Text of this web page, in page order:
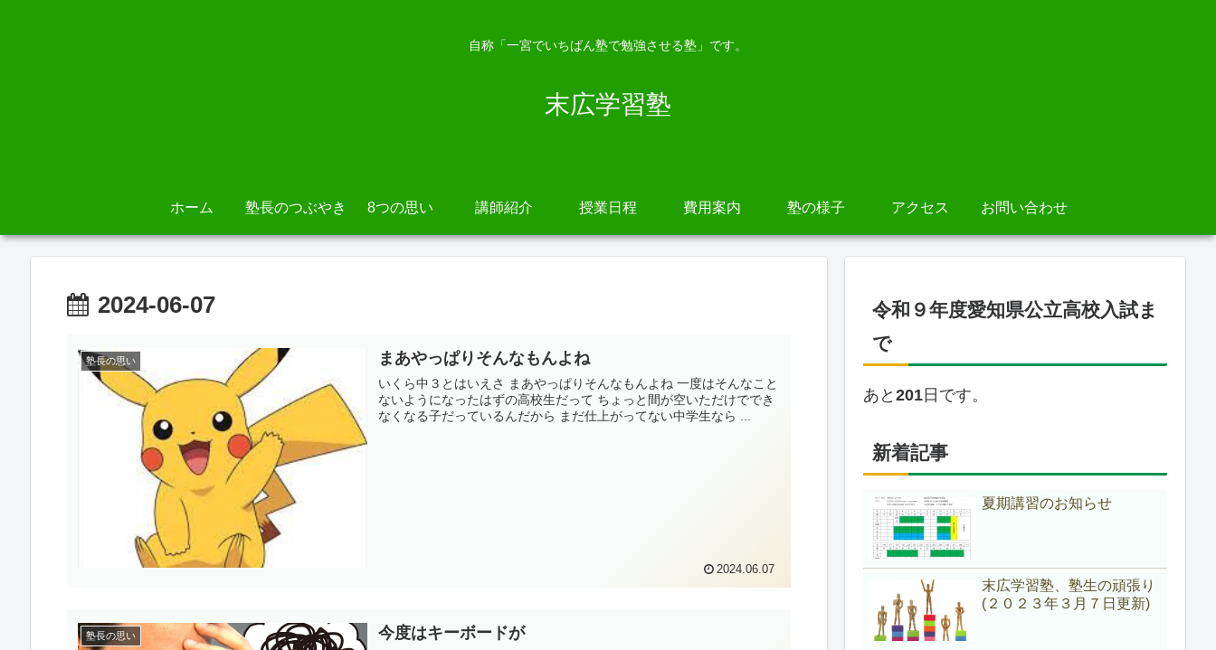
自称「一宮でいちばん塾で勉強させる塾」です。
末広学習塾
ホーム 塾長のつぶやき 8つの思い 講師紹介 授業日程 費用案内 塾の様子 アクセス お問い合わせ
2024-06-07
塾長の思い まあやっぱりそんなもんよね
いくら中３とはいえさ まあやっぱりそんなもんよね 一度はそんなこと
ないようになったはずの高校生だって ちょっと間が空いただけででき
なくなる子だっているんだから まだ仕上がってない中学生なら ...
2024.06.07
塾長の思い 今度はキーボードが
令和９年度愛知県公立高校入試ま
で
あと 201 日です。
新着記事
夏期講習のお知らせ
末広学習塾、塾生の頑張り
(２０２３年３月７日更新)